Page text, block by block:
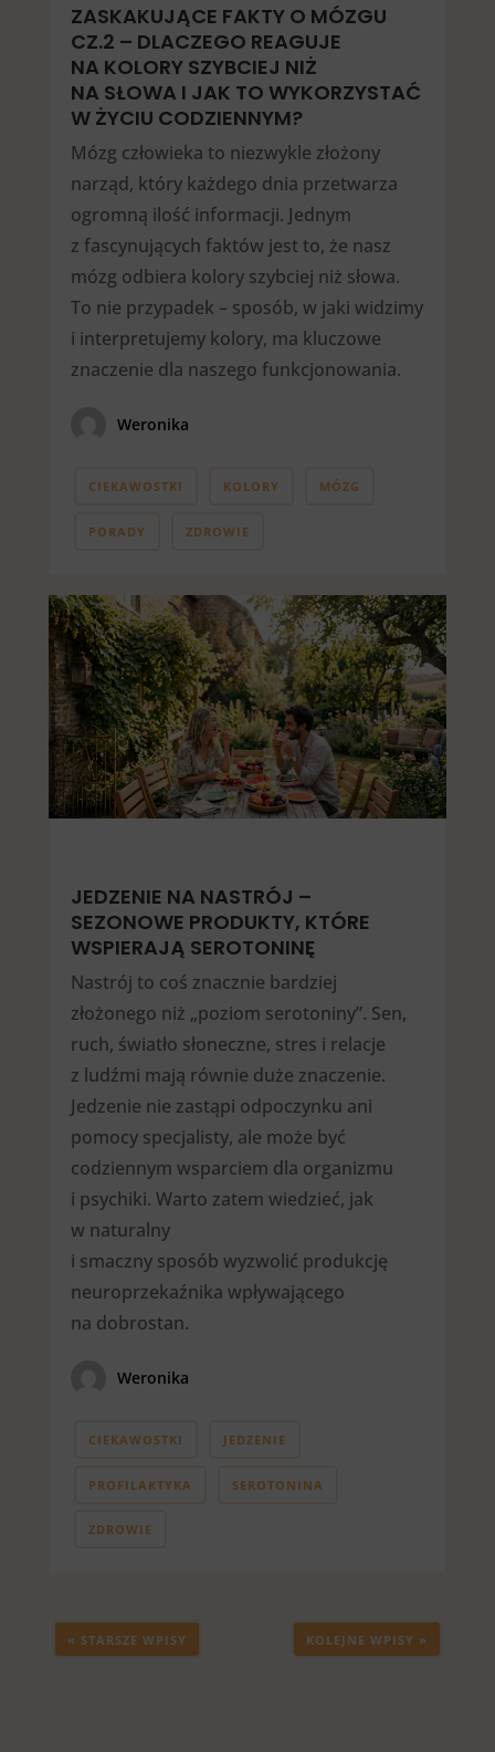
ZASKAKUJĄCE FAKTY O MÓZGU
CZ.2 – DLACZEGO REAGUJE
NA KOLORY SZYBCIEJ NIŻ
NA SŁOWA I JAK TO WYKORZYSTAĆ
W ŻYCIU CODZIENNYM?
Mózg człowieka to niezwykle złożony
narząd, który każdego dnia przetwarza
ogromną ilość informacji. Jednym
z fascynujących faktów jest to, że nasz
mózg odbiera kolory szybciej niż słowa.
To nie przypadek – sposób, w jaki widzimy
i interpretujemy kolory, ma kluczowe
znaczenie dla naszego funkcjonowania.
Weronika
CIEKAWOSTKI KOLORY MÓZG
PORADY ZDROWIE
JEDZENIE NA NASTRÓJ –
SEZONOWE PRODUKTY, KTÓRE
WSPIERAJĄ SEROTONINĘ
Nastrój to coś znacznie bardziej
złożonego niż „poziom serotoniny”. Sen,
ruch, światło słoneczne, stres i relacje
z ludźmi mają równie duże znaczenie.
Jedzenie nie zastąpi odpoczynku ani
pomocy specjalisty, ale może być
codziennym wsparciem dla organizmu
i psychiki. Warto zatem wiedzieć, jak
w naturalny
i smaczny sposób wyzwolić produkcję
neuroprzekaźnika wpływającego
na dobrostan.
Weronika
CIEKAWOSTKI JEDZENIE
PROFILAKTYKA SEROTONINA
ZDROWIE
« STARSZE WPISY KOLEJNE WPISY »